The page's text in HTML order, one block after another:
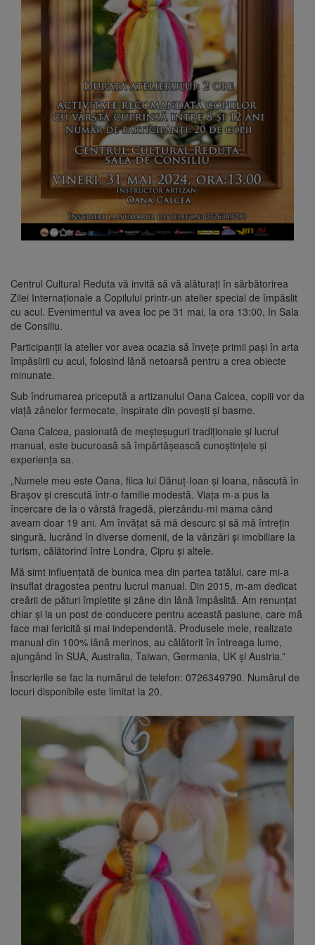
Centrul Cultural Reduta vă invită să vă alăturați în sărbătorirea
Zilei Internaționale a Copilului printr-un atelier special de împâslit
cu acul. Evenimentul va avea loc pe 31 mai, la ora 13:00, în Sala
de Consiliu.
Participanții la atelier vor avea ocazia să învețe primii pași în arta
împâslirii cu acul, folosind lână netoarsă pentru a crea obiecte
minunate.
Sub îndrumarea pricepută a artizanului Oana Calcea, copiii vor da
viață zânelor fermecate, inspirate din povești și basme.
Oana Calcea, pasionată de meșteșuguri tradiționale și lucrul
manual, este bucuroasă să împărtășească cunoștințele și
experiența sa.
„Numele meu este Oana, fiica lui Dănuț-Ioan și Ioana, născută în
Brașov și crescută într-o familie modestă. Viața m-a pus la
încercare de la o vârstă fragedă, pierzându-mi mama când
aveam doar 19 ani. Am învățat să mă descurc și să mă întrețin
singură, lucrând în diverse domenii, de la vânzări și imobiliare la
turism, călătorind între Londra, Cipru și altele.
Mă simt influențată de bunica mea din partea tatălui, care mi-a
insuflat dragostea pentru lucrul manual. Din 2015, m-am dedicat
creării de pături împletite și zâne din lână împâslită. Am renunțat
chiar și la un post de conducere pentru această pasiune, care mă
face mai fericită și mai independentă. Produsele mele, realizate
manual din 100% lână merinos, au călătorit în întreaga lume,
ajungând în SUA, Australia, Taiwan, Germania, UK și Austria.”
Înscrierile se fac la numărul de telefon: 0726349790. Numărul de
locuri disponibile este limitat la 20.